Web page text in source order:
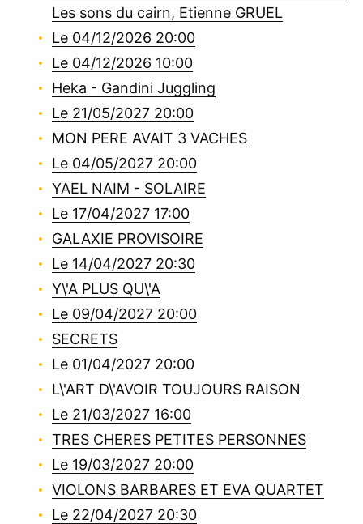
Les sons du cairn, Etienne GRUEL
Le 04/12/2026 20:00
Le 04/12/2026 10:00
Heka - Gandini Juggling
Le 21/05/2027 20:00
MON PERE AVAIT 3 VACHES
Le 04/05/2027 20:00
YAEL NAIM - SOLAIRE
Le 17/04/2027 17:00
GALAXIE PROVISOIRE
Le 14/04/2027 20:30
Y\'A PLUS QU\'A
Le 09/04/2027 20:00
SECRETS
Le 01/04/2027 20:00
L\'ART D\'AVOIR TOUJOURS RAISON
Le 21/03/2027 16:00
TRES CHERES PETITES PERSONNES
Le 19/03/2027 20:00
VIOLONS BARBARES ET EVA QUARTET
Le 22/04/2027 20:30